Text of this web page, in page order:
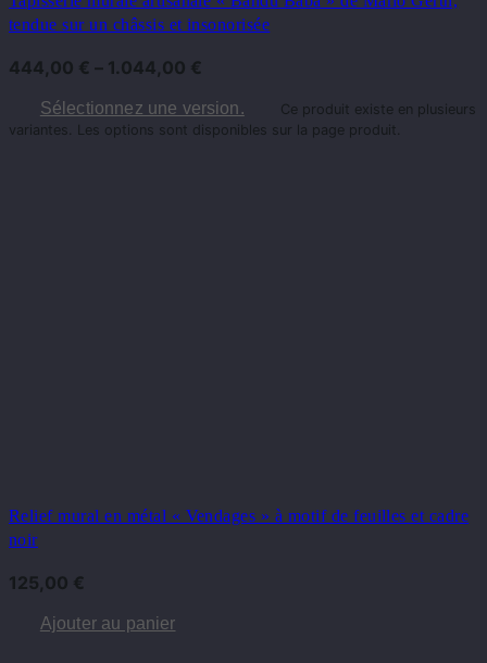
tendue sur un châssis et insonorisée
444,00 € – 1.044,00 €
Sélectionnez une version.
Ce produit existe en plusieurs
variantes. Les options sont disponibles sur la page produit.
Relief mural en métal « Vendages » à motif de feuilles et cadre
noir
125,00 €
Ajouter au panier